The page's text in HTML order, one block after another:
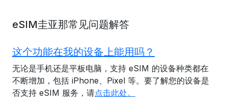
eSIM圭亚那常见问题解答
这个功能在我的设备上能用吗？
无论是手机还是平板电脑，支持 eSIM 的设备种类都在
不断增加，包括 iPhone、Pixel 等。要了解您的设备是
否支持 eSIM 服务，请点击此处。